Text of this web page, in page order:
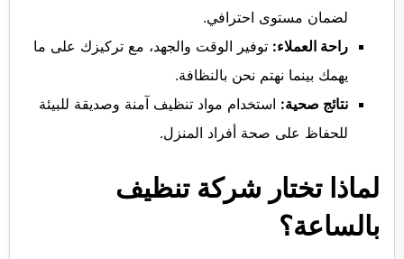
لضمان مستوى احترافي.
راحة العملاء: توفير الوقت والجهد، مع تركيزك على ما
يهمك بينما نهتم نحن بالنظافة.
نتائج صحية: استخدام مواد تنظيف آمنة وصديقة للبيئة
للحفاظ على صحة أفراد المنزل.
لماذا تختار شركة تنظيف
بالساعة؟